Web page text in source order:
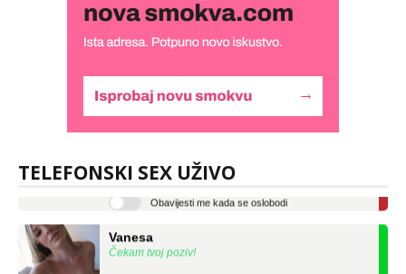
TELEFONSKI SEX UŽIVO
Biljana
tel:0,93€ - mob:1,12€ min
Čekam tvoj poziv!